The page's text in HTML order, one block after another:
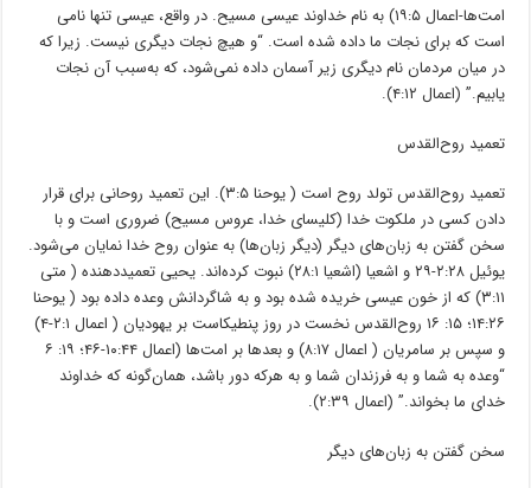
امت‌ها-اعمال ۱۹:۵) به نام خداوند عیسی مسیح. در واقع، عیسی تنها نامی
است که برای نجات ما داده شده است. “و هیچ نجات دیگری نیست. زیرا که
در میان مردمان نام دیگری زیر ﺁسمان داده نمی‌شود، که به‌سبب ﺁن نجات
یابیم.” (اعمال ۴:۱۲).
تعمید روح‌القدس
تعمید روح‌القدس تولد روح است ( یوحنا ۳:۵). این تعمید روحانی برای قرار
دادن کسی در ملکوت خدا (کلیسای خدا، عروس مسیح) ضروری است و با
سخن گفتن به زبان‌های دیگر (دیگر زبان‌ها) به عنوان روح خدا نمایان می‌شود.
یوئیل ۲:۲۸-۲۹ و اشعیا (اشعیا ۲۸:۱) نبوت کرده‌اند. یحیی تعمید‌دهنده ( متی
۳:۱۱) که از خون عیسی خریده شده بود و به شاگردانش وعده داده بود ( یوحنا
۱۴:۲۶؛ ۱۵: ۱۶ روح‌القدس نخست در روز پنطیکاست بر یهودیان ( اعمال ۲:۱-۴)
و سپس بر سامریان ( اعمال ۸:۱۷) و بعدها بر امت‌ها (اعمال ۱۰:۴۴-۴۶؛ ۱۹: ۶
“وعده به شما و به فرزندان شما و به هر‌که دور باشد، همان‌گونه که خداوند
خدای ما بخواند.” (اعمال ۲:۳۹).
سخن گفتن به زبان‌های دیگر